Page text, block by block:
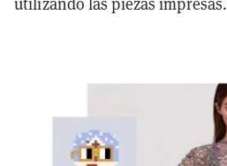
utilizando las piezas impresas.